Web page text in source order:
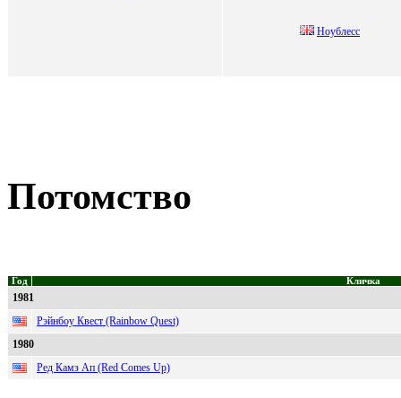
Нoублесс
Потомство
Год Кличка
1981
Рэйнбоу Квест (Rainbow Quest)
1980
Ред Камз Ап (Red Comes Up)